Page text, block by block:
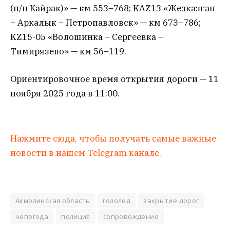
(п/п Кайрак)» — км 553–768; KAZ13 «Жезказган
– Аркалык – Петропавловск» — км 673–786;
KZ15-05 «Волошинка – Сергеевка –
Тимирязево» — км 56–119.
Ориентировочное время открытия дороги — 11
ноября 2025 года в 11:00.
Нажмите сюда, чтобы получать самые важные
новости в нашем Telegram канале.
Акмолинская область гололед
закрытие дорог
непогода
полиция сопровождение